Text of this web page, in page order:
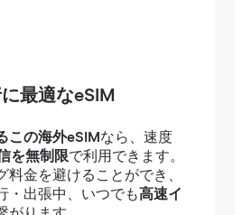
最適なeSIM
この海外eSIM なら、速度
を無制限で利用できます。
料金を避けることができ、
・出張中、いつでも高速イ